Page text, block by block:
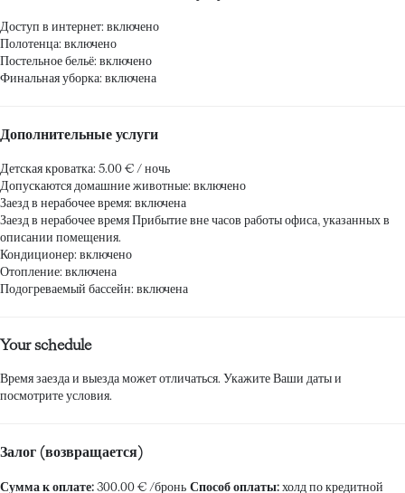
Доступ в интернет: включено
Полотенца: включено
Постельное бельё: включено
Финальная уборка: включена
Дополнительные услуги
Детская кроватка: 5.00 € / ночь
Допускаются домашние животные: включено
Заезд в нерабочее время: включена
Заезд в нерабочее время Прибытие вне часов работы офиса, указанных в
описании помещения.
Кондиционер: включено
Отопление: включена
Подогреваемый бассейн: включена
Your schedule
Время заезда и выезда может отличаться. Укажите Ваши даты и
посмотрите условия.
Залог (возвращается)
Сумма к оплате: 300.00 € /бронь Способ оплаты: холд по кредитной